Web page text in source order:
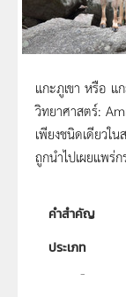
แกะภูเขา หรือ
วิทยาศาสตร์:
เพียงชนิดเดียวใ
ถูกนำไปเผยแพร่
คำสำคัญ
ประเภท